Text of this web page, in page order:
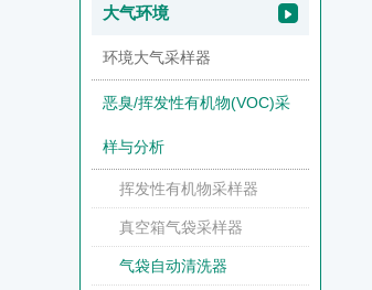
大气环境
环境大气采样器
恶臭/挥发性有机物(VOC)采
样与分析
挥发性有机物采样器
真空箱气袋采样器
气袋自动清洗器